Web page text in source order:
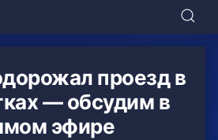
проезд в
— обсудим в
эфире